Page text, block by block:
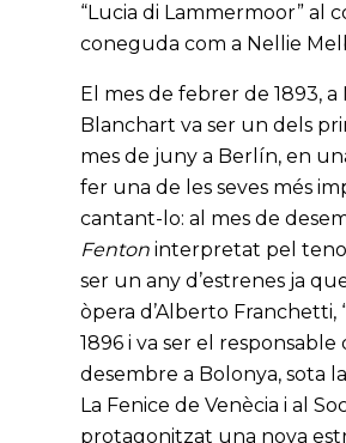
“Lucia di Lammermoor” al
coneguda com a Nellie
El mes de febrer de 1893,
Blanchart va ser un dels
mes de juny a Berlín, en
fer una de les seves més
cantant-lo: al mes de
Fenton interpretat pel
ser un any d’estrenes ja
òpera d’Alberto Franchetti,
1896 i va ser el responsable
desembre a Bolonya, sota
La Fenice de Venècia i al
protagonitzat una nova